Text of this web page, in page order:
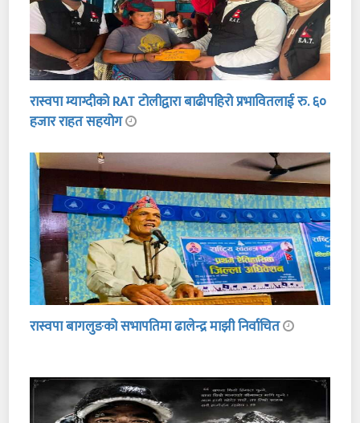
रास्वपा म्याग्दीको RAT टोलीद्वारा बाढीपहिरो प्रभावितलाई रु. ६०
हजार राहत सहयोग
रास्वपा बागलुङको सभापतिमा ढालेन्द्र माझी निर्वाचित